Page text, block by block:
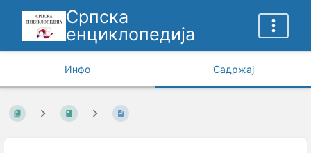
Српска
енциклопедија
Инфо Садржај